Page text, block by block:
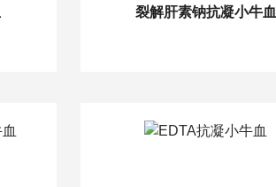
裂解肝素钠抗凝小牛血